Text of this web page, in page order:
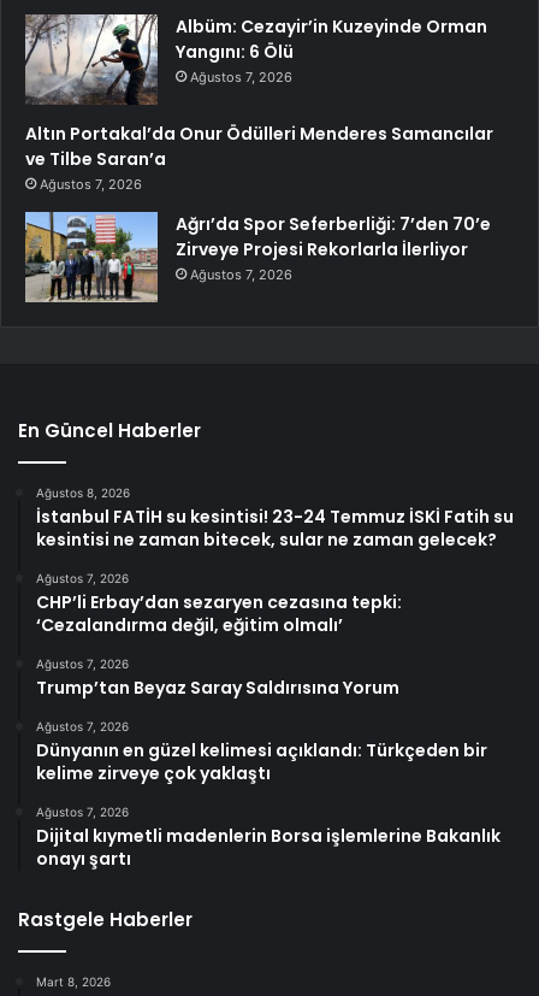
Albüm: Cezayir’in Kuzeyinde Orman
Yangını: 6 Ölü
Ağustos 7, 2026
Altın Portakal’da Onur Ödülleri Menderes Samancılar
ve Tilbe Saran’a
Ağustos 7, 2026
Ağrı’da Spor Seferberliği: 7’den 70’e
Zirveye Projesi Rekorlarla İlerliyor
Ağustos 7, 2026
En Güncel Haberler
Ağustos 8, 2026
İstanbul FATİH su kesintisi! 23-24 Temmuz İSKİ Fatih su
kesintisi ne zaman bitecek, sular ne zaman gelecek?
Ağustos 7, 2026
CHP’li Erbay’dan sezaryen cezasına tepki:
‘Cezalandırma değil, eğitim olmalı’
Ağustos 7, 2026
Trump’tan Beyaz Saray Saldırısına Yorum
Ağustos 7, 2026
Dünyanın en güzel kelimesi açıklandı: Türkçeden bir
kelime zirveye çok yaklaştı
Ağustos 7, 2026
Dijital kıymetli madenlerin Borsa işlemlerine Bakanlık
onayı şartı
Rastgele Haberler
Mart 8, 2026